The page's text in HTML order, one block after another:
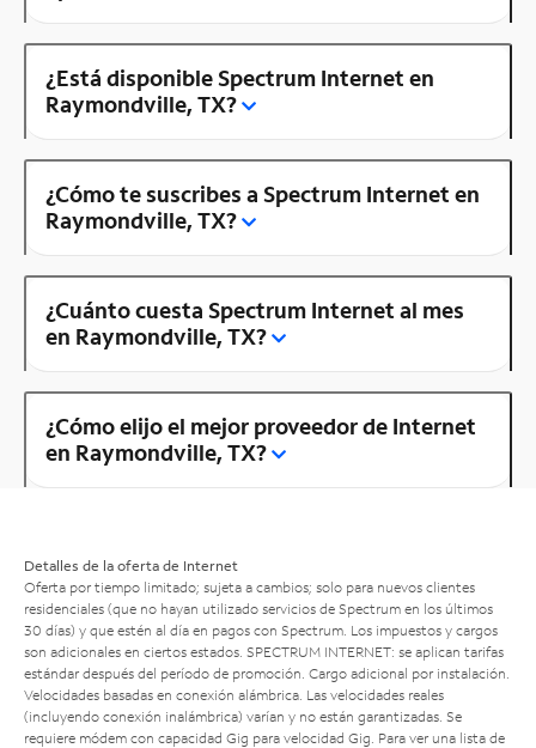
¿Está disponible Spectrum Internet en
Raymondville, TX?
¿Cómo te suscribes a Spectrum Internet en
Raymondville, TX?
¿Cuánto cuesta Spectrum Internet al mes
en Raymondville, TX?
¿Cómo elijo el mejor proveedor de Internet
en Raymondville, TX?
Detalles de la oferta de Internet
Oferta por tiempo limitado; sujeta a cambios; solo para nuevos clientes
residenciales (que no hayan utilizado servicios de Spectrum en los últimos
30 días) y que estén al día en pagos con Spectrum. Los impuestos y cargos
son adicionales en ciertos estados. SPECTRUM INTERNET: se aplican tarifas
estándar después del período de promoción. Cargo adicional por instalación.
Velocidades basadas en conexión alámbrica. Las velocidades reales
(incluyendo conexión inalámbrica) varían y no están garantizadas. Se
requiere módem con capacidad Gig para velocidad Gig. Para ver una lista de